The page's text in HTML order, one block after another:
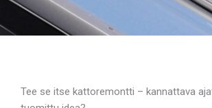
Tee se itse kattoremontti – kannattava